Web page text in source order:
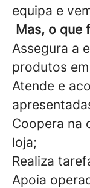
equipa e
Mas, o que
Assegura a
produtos
Atende e
Coopera na
loja;
Realiza
Apoia